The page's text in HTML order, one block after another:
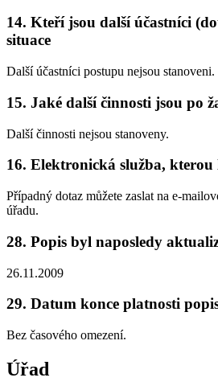
14. Kteří jsou další účastníci
situace
Další účastníci postupu nejsou stanoveni.
15. Jaké další činnosti jsou po
Další činnosti nejsou stanoveny.
16. Elektronická služba, kterou
Případný dotaz můžete zaslat na e-
úřadu.
28. Popis byl naposledy
26.11.2009
29. Datum konce platnosti
Bez časového omezení.
Úřad